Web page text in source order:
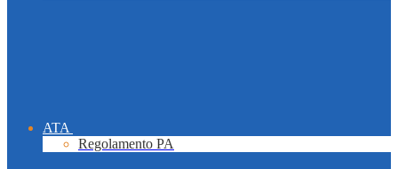
ATA
Regolamento PA